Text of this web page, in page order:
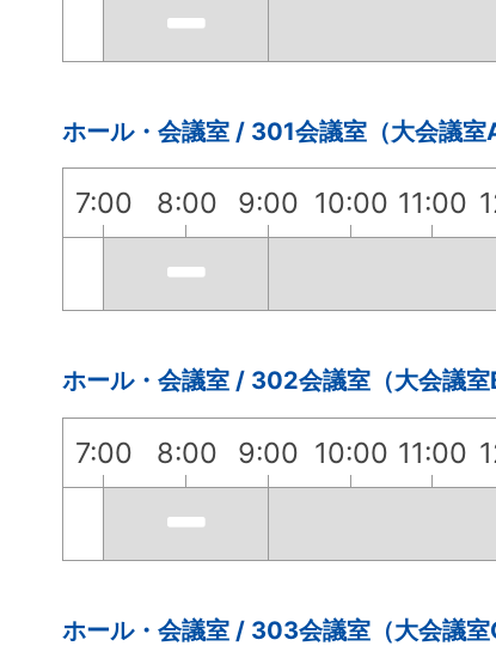
ホール・会議室 / 301会議室（大会議室A
7:00 8:00 9:00 10:00 11:00
ホール・会議室 / 302会議室（大会議室
7:00 8:00 9:00 10:00 11:00
ホール・会議室 / 303会議室（大会議室